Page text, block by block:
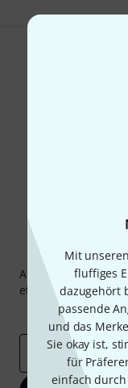
Mit
fluffiges
dazugehört
passende
und das
Sie okay ist,
für
einfach durch
Abonniere den
etwas Glück einen
Inspirierende
E-Mail-Adresse*